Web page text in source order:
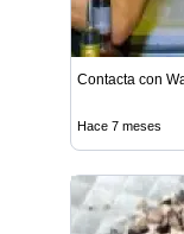
Contacta con
Hace 7 meses